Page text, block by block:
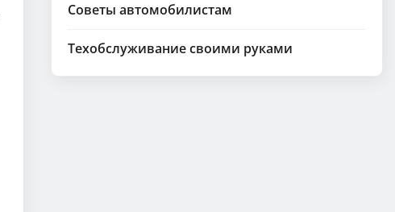
Советы автомобилистам
Техобслуживание своими руками